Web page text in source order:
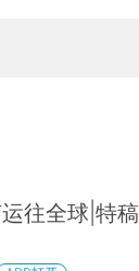
往全球|特稿